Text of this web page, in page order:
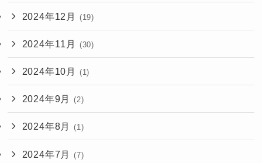
2024年12月 (19)
2024年11月 (30)
2024年10月 (1)
2024年9月 (2)
2024年8月 (1)
2024年7月 (7)